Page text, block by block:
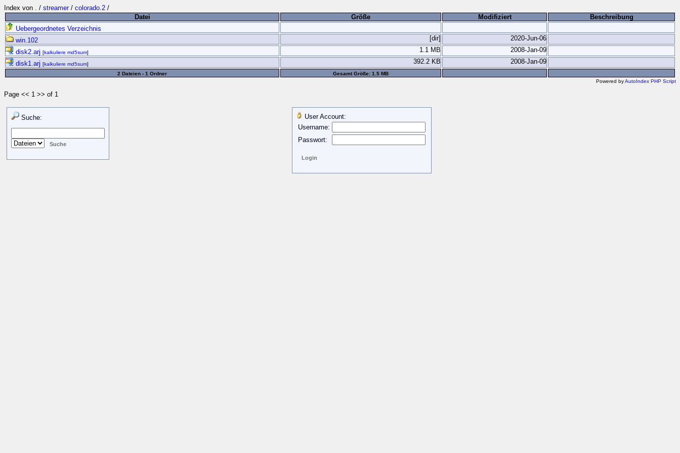
Index von . / streamer/ colorado.2 /
Datei
Größe Modifiziert
Beschreibung
Uebergeordnetes Verzeichnis
win.102
[dir]
2020-Jun-06
disk2.arj [kalkuliere md5sum] 1.1 MB
2008-Jan-09
disk1.arj [kalkuliere md5sum] 392.2 KB 2008-Jan-09
2 Dateien - 1 Ordner
Gesamt Größe: 1.5 MB
Powered byAutoIndex PHP Script
Page << 1 >> of 1
Suche:
User Account:
Username:
Passwort: